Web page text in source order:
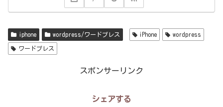
iphone wordpress/ワードプレス iPhone wordpress
ワードプレス
スポンサーリンク
シェアする